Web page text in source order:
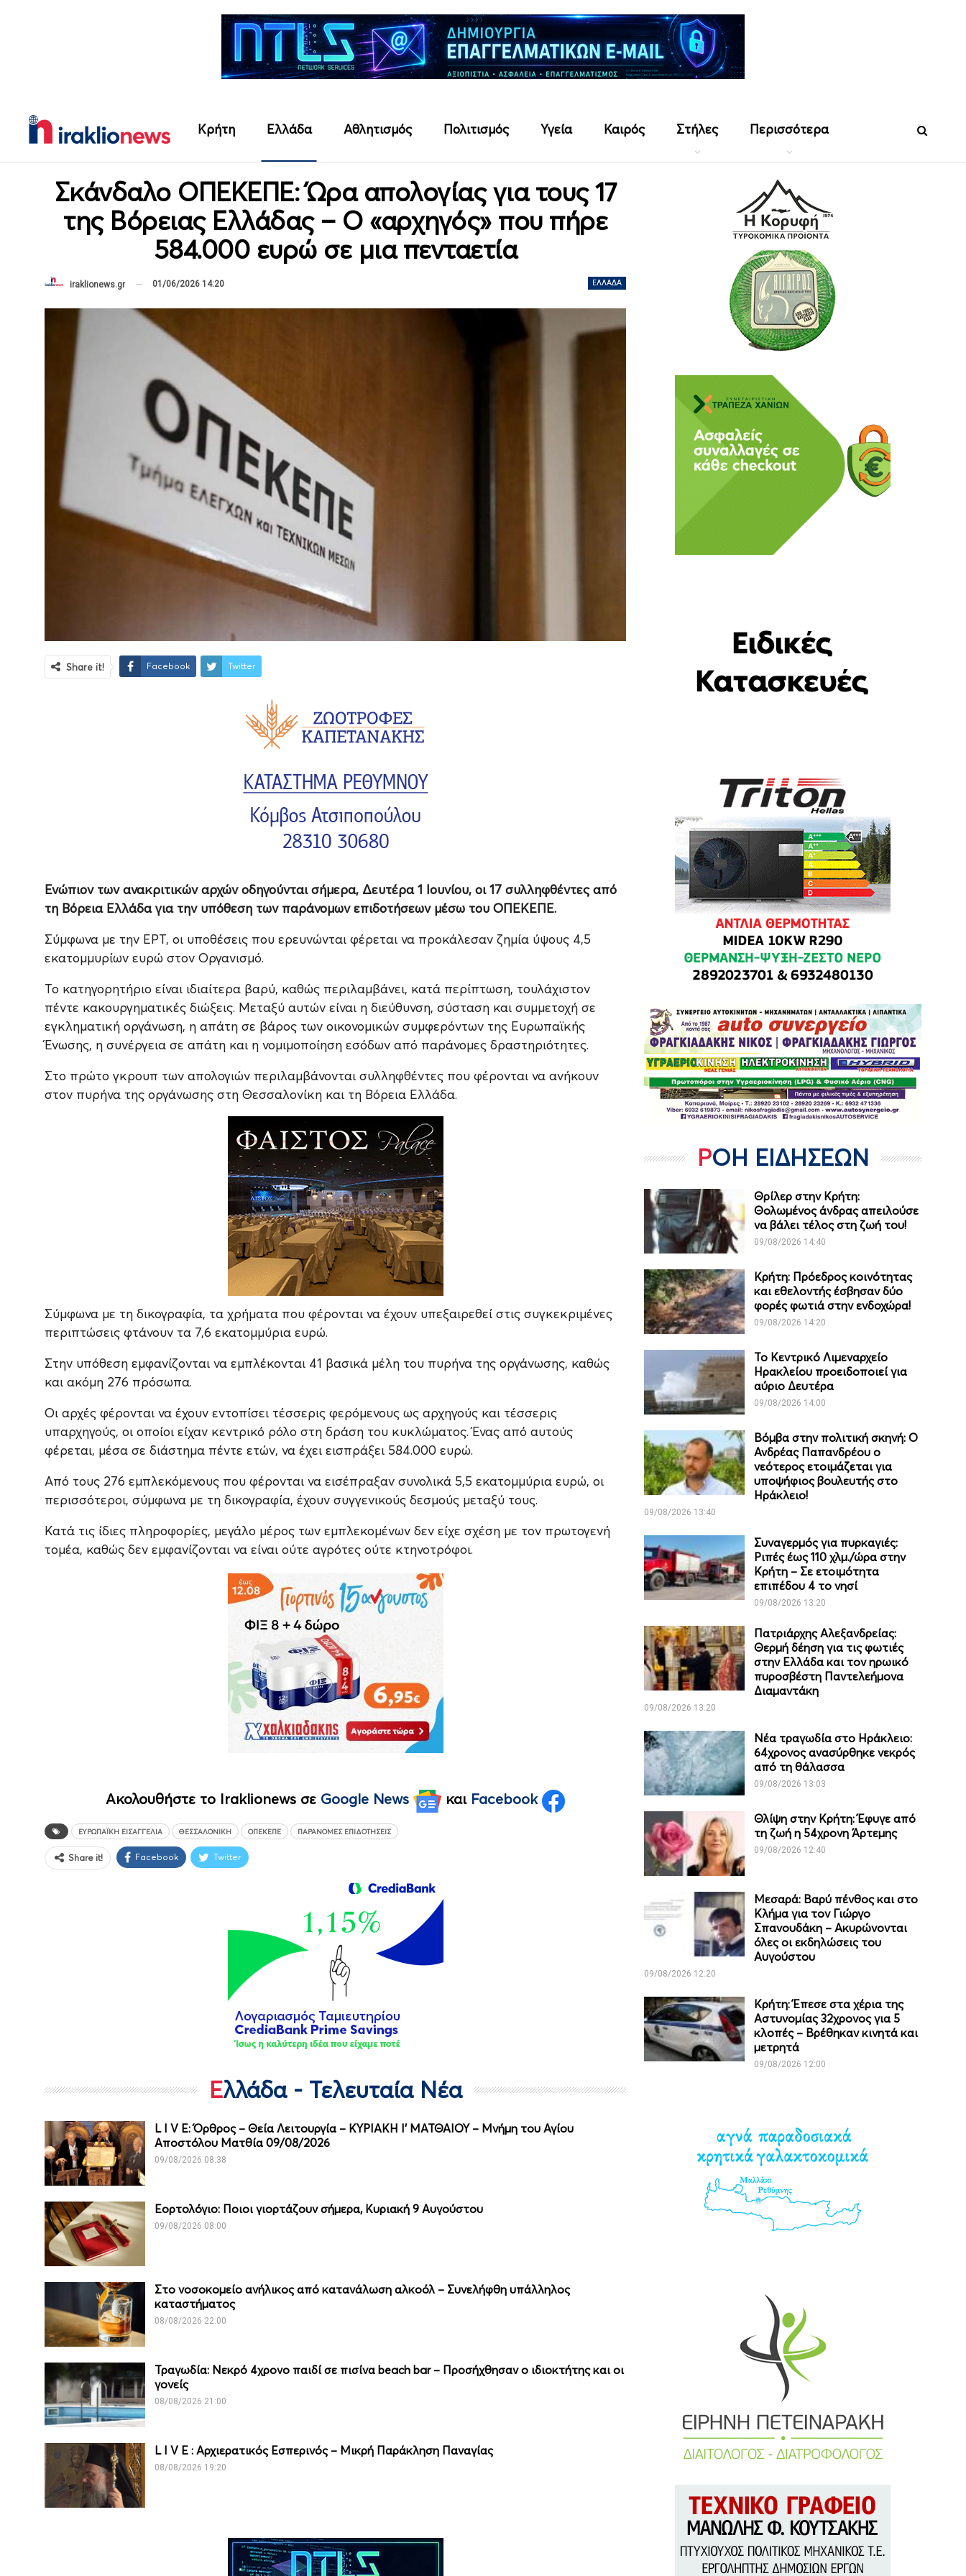
Κρήτη Ελλάδα Αθλητισμός Πολιτισμός Υγεία Καιρός Στήλες Περισσότερα
Σκάνδαλο ΟΠΕΚΕΠΕ: Ώρα απολογίας για τους 17
της Βόρειας Ελλάδας – Ο «αρχηγός» που πήρε
584.000 ευρώ σε μια πενταετία
ΕΛΛΆΔΑ
iraklionews.gr 01/06/2026 14:20
Share it! Facebook Twitter
Ενώπιον των ανακριτικών αρχών οδηγούνται σήμερα, Δευτέρα 1 Ιουνίου, οι 17 συλληφθέντες από
τη Βόρεια Ελλάδα για την υπόθεση των παράνομων επιδοτήσεων μέσω του ΟΠΕΚΕΠΕ.
Σύμφωνα με την ΕΡΤ, οι υποθέσεις που ερευνώνται φέρεται να προκάλεσαν ζημία ύψους 4,5
εκατομμυρίων ευρώ στον Οργανισμό.
Το κατηγορητήριο είναι ιδιαίτερα βαρύ, καθώς περιλαμβάνει, κατά περίπτωση, τουλάχιστον
πέντε κακουργηματικές διώξεις. Μεταξύ αυτών είναι η διεύθυνση, σύσταση και συμμετοχή σε
εγκληματική οργάνωση, η απάτη σε βάρος των οικονομικών συμφερόντων της Ευρωπαϊκής
Ένωσης, η συνέργεια σε απάτη και η νομιμοποίηση εσόδων από παράνομες δραστηριότητες.
Στο πρώτο γκρουπ των απολογιών περιλαμβάνονται συλληφθέντες που φέρονται να ανήκουν
στον πυρήνα της οργάνωσης στη Θεσσαλονίκη και τη Βόρεια Ελλάδα.
Σύμφωνα με τη δικογραφία, τα χρήματα που φέρονται να έχουν υπεξαιρεθεί στις συγκεκριμένες
περιπτώσεις φτάνουν τα 7,6 εκατομμύρια ευρώ.
Στην υπόθεση εμφανίζονται να εμπλέκονται 41 βασικά μέλη του πυρήνα της οργάνωσης, καθώς
και ακόμη 276 πρόσωπα.
Οι αρχές φέρονται να έχουν εντοπίσει τέσσερις φερόμενους ως αρχηγούς και τέσσερις
υπαρχηγούς, οι οποίοι είχαν κεντρικό ρόλο στη δράση του κυκλώματος. Ένας από αυτούς
φέρεται, μέσα σε διάστημα πέντε ετών, να έχει εισπράξει 584.000 ευρώ.
Από τους 276 εμπλεκόμενους που φέρονται να εισέπραξαν συνολικά 5,5 εκατομμύρια ευρώ, οι
περισσότεροι, σύμφωνα με τη δικογραφία, έχουν συγγενικούς δεσμούς μεταξύ τους.
Κατά τις ίδιες πληροφορίες, μεγάλο μέρος των εμπλεκομένων δεν είχε σχέση με τον πρωτογενή
τομέα, καθώς δεν εμφανίζονται να είναι ούτε αγρότες ούτε κτηνοτρόφοι.
Ακολουθήστε το Iraklionews σε Google News και Facebook
ΕΥΡΩΠΑΪΚΉ ΕΙΣΑΓΓΕΛΊΑ ΘΕΣΣΑΛΟΝΊΚΗ ΟΠΕΚΕΠΕ ΠΑΡΆΝΟΜΕΣ ΕΠΙΔΟΤΉΣΕΙΣ
Share it! Facebook Twitter
Ελλάδα - Τελευταία Νέα
L I V E: Όρθρος – Θεία Λειτουργία – ΚΥΡΙΑΚΗ Ι' ΜΑΤΘΑΙΟΥ – Μνήμη του Αγίου
Αποστόλου Ματθία 09/08/2026
09/08/2026 08:38
Εορτολόγιο: Ποιοι γιορτάζουν σήμερα, Κυριακή 9 Αυγούστου
09/08/2026 08:00
Στο νοσοκομείο ανήλικος από κατανάλωση αλκοόλ – Συνελήφθη υπάλληλος
καταστήματος
08/08/2026 22:00
Τραγωδία: Νεκρό 4χρονο παιδί σε πισίνα beach bar – Προσήχθησαν ο ιδιοκτήτης και οι
γονείς
08/08/2026 21:00
L I V Ε : Αρχιερατικός Εσπερινός – Μικρή Παράκληση Παναγίας
08/08/2026 19:20
ΡΟΗ ΕΙΔΗΣΕΩΝ
Θρίλερ στην Κρήτη:
Θολωμένος άνδρας απειλούσε
να βάλει τέλος στη ζωή του!
09/08/2026 14:40
Κρήτη: Πρόεδρος κοινότητας
και εθελοντής έσβησαν δύο
φορές φωτιά στην ενδοχώρα!
09/08/2026 14:20
Το Κεντρικό Λιμεναρχείο
Ηρακλείου προειδοποιεί για
αύριο Δευτέρα
09/08/2026 14:00
Βόμβα στην πολιτική σκηνή: Ο
Ανδρέας Παπανδρέου ο
νεότερος ετοιμάζεται για
υποψήφιος βουλευτής στο
Ηράκλειο!
09/08/2026 13:40
Συναγερμός για πυρκαγιές:
Ριπές έως 110 χλμ./ώρα στην
Κρήτη – Σε ετοιμότητα
επιπέδου 4 το νησί
09/08/2026 13:20
Πατριάρχης Αλεξανδρείας:
Θερμή δέηση για τις φωτιές
στην Ελλάδα και τον ηρωικό
πυροσβέστη Παντελεήμονα
Διαμαντάκη
09/08/2026 13:20
Νέα τραγωδία στο Ηράκλειο:
64χρονος ανασύρθηκε νεκρός
από τη θάλασσα
09/08/2026 13:03
Θλίψη στην Κρήτη: Έφυγε από
τη ζωή η 54χρονη Άρτεμης
09/08/2026 12:40
Μεσαρά: Βαρύ πένθος και στο
Κλήμα για τον Γιώργο
Σπανουδάκη – Ακυρώνονται
όλες οι εκδηλώσεις του
Αυγούστου
09/08/2026 12:20
Κρήτη: Έπεσε στα χέρια της
Αστυνομίας 32χρονος για 5
κλοπές – Βρέθηκαν κινητά και
μετρητά
09/08/2026 12:00